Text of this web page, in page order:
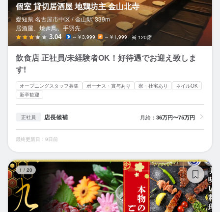
個室 貸切居酒屋 地鶏坊主 金山北寺
愛知県 名古屋市中区 / 金山駅 339m
居酒屋、焼き鳥、手羽先
3.04 ～￥3,999 ～￥1,999 120席
飲食店 正社員/未経験者OK！好待遇でお迎え致しま
す!
オープニングスタッフ募集 ボーナス・賞与あり 寮・社宅あり
ネイルOK
新卒歓迎
正社員 店長候補 月給： 36万円〜75万円
最終更新日：9日前
1 / 20